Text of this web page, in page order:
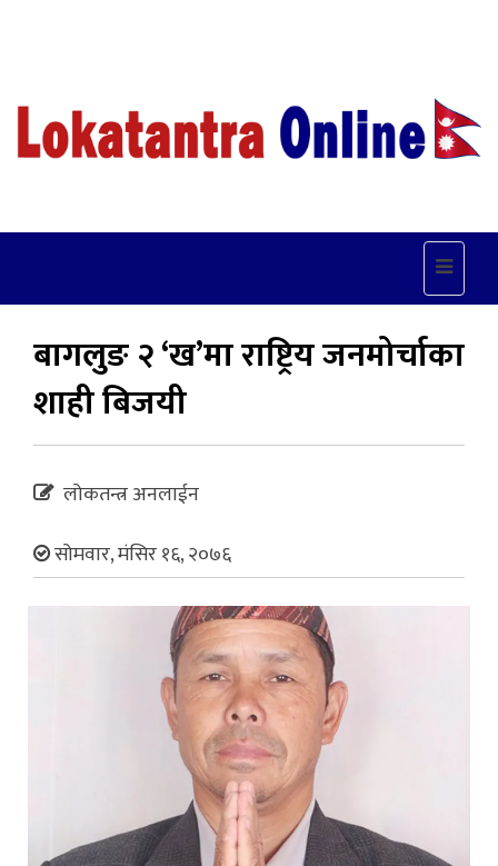
Toggle
बागलुङ २ ‘ख’मा राष्ट्रिय जनमोर्चाका
शाही बिजयी
लोकतन्त्र अनलाईन
सोमवार, मंसिर १६, २०७६